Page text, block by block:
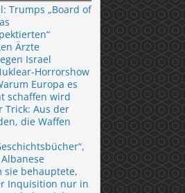
Trumps „Board of
Ärzte
Israel
Horrorshow
Europa es
schaffen wird
Trick: Aus der
die Waffen
sie behauptete,
Inquisition nur in